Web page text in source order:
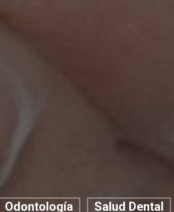
Odontología Salud Dental